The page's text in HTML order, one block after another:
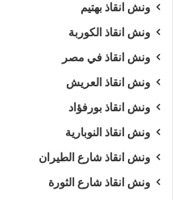
ونش انقاذ بهتيم
ونش انقاذ الكوربة
ونش انقاذ في مصر
ونش انقاذ العريش
ونش انقاذ بورفؤاد
ونش انقاذ النوبارية
ونش انقاذ شارع الطيران
ونش انقاذ شارع الثورة